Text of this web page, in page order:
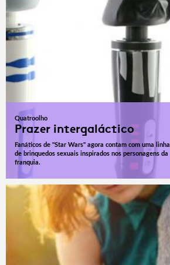
Quatroolho
Prazer intergaláctico
Fanáticos de "Star Wars" agora contam com uma linha
de brinquedos sexuais inspirados nos personagens da
franquia.